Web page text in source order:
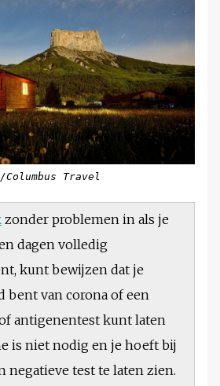
Travel
zonder problemen in als je
dagen volledig
kunt bewijzen dat je
bent van corona of een
antigenentest kunt laten
is niet nodig en je hoeft bij
negatieve test te laten zien.